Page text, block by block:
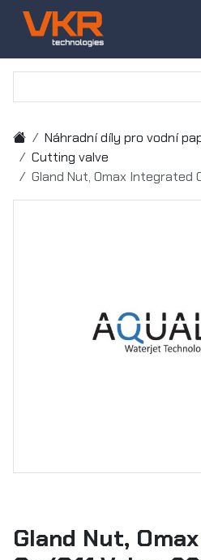
Náhradní díly pro vodní
Cutting valve
Gland Nut, Omax Integrated
Gland Nut,